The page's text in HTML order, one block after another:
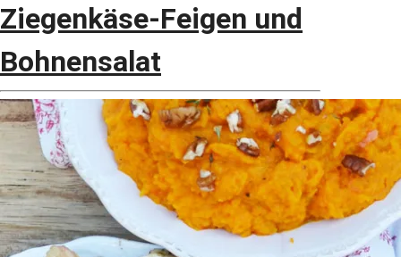
Ziegenkäse-Feigen und
Bohnensalat